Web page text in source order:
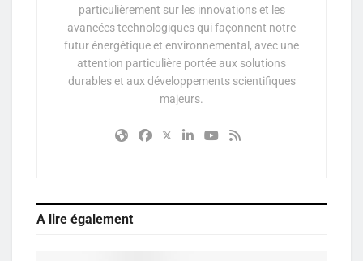
particulièrement sur les innovations et les
avancées technologiques qui façonnent notre
futur énergétique et environnemental, avec une
attention particulière portée aux solutions
durables et aux développements scientifiques
majeurs.
A lire également